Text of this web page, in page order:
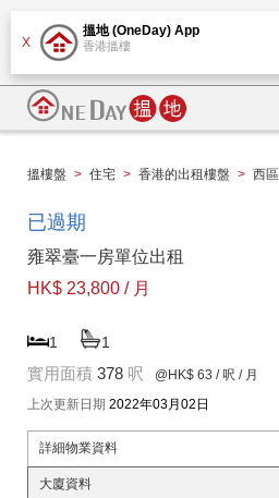
X
搵地 (OneDay) App
香港搵樓
搵樓盤 > 住宅 > 香港的出租樓盤 > 西區
已過期
雍翠臺一房單位出租
HK$ 23,800 / 月
1 1
實用面積 378 呎 @HK$ 63 / 呎 / 月
上次更新日期 2022年03月02日
詳細物業資料
大廈資料